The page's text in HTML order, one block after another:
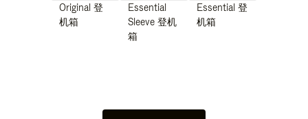
Original 登
机箱
Essential
Sleeve 登机
箱
Essential 登
机箱